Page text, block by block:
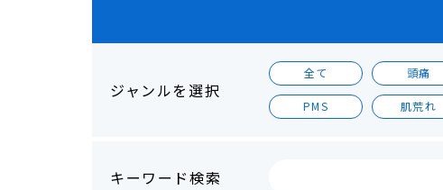
ジャンルを選択
全て 頭痛
PMS 肌荒れ
キーワード検索